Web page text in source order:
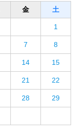
金 土
1
7 8
14 15
21 22
28 29